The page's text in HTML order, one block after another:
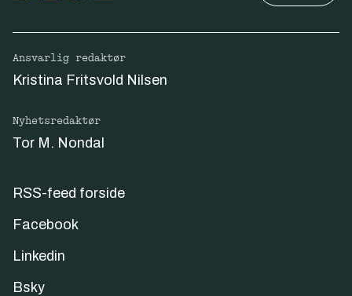
Ansvarlig redaktør
Kristina Fritsvold Nilsen
Nyhetsredaktør
Tor M. Nondal
RSS-feed forside
Facebook
Linkedin
Bsky